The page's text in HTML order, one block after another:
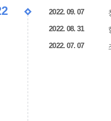
2022. 09. 07
2022. 08. 31
2022. 07. 07